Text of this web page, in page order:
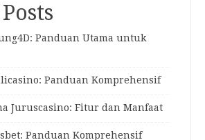
Panduan Utama untuk
Panduan Komprehensif
Juruscasino: Fitur dan Manfaat
Panduan Komprehensif